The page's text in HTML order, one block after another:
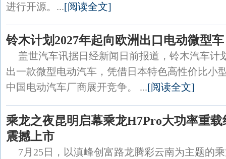
进行开源。...[阅读全文]
铃木计划2027年起向欧洲出口电动微型车
盖世汽车讯据日经新闻日前报道，铃木汽车计
出一款微型电动汽车，凭借日本特色高性价比小
中国电动汽车厂商展开竞争。 ...[阅读全文]
乘龙之夜昆明启幕乘龙H7Pro大功率重
震撼上市
7月25日，以滇峰创富路龙腾彩云南为主题的